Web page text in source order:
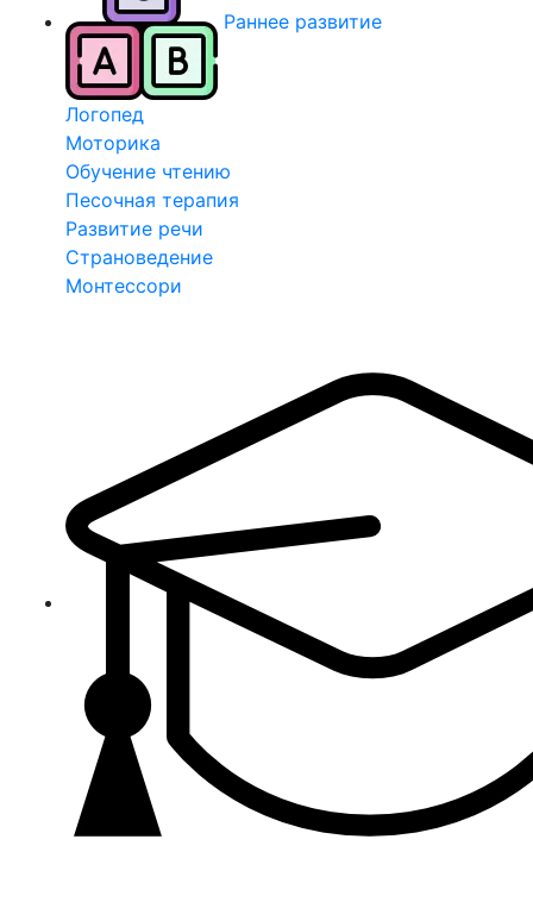
Раннее развитие
Логопед
Моторика
Обучение чтению
Песочная терапия
Развитие речи
Страноведение
Монтессори